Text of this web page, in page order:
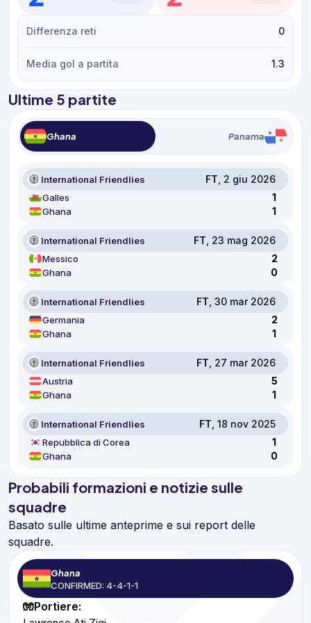
Differenza reti 0
Media gol a partita 1.3
Ultime 5 partite
Ghana Panama
International Friendlies FT , 2 giu 2026
Galles 1
Ghana 1
International Friendlies FT , 23 mag 2026
Messico 2
Ghana 0
International Friendlies FT , 30 mar 2026
Germania 2
Ghana 1
International Friendlies FT , 27 mar 2026
Austria 5
Ghana 1
International Friendlies FT , 18 nov 2025
Repubblica di Corea 1
Ghana 0
Probabili formazioni e notizie sulle
squadre
Basato sulle ultime anteprime e sui report delle
squadre.
Ghana
CONFIRMED: 4-4-1-1
🧤Portiere: